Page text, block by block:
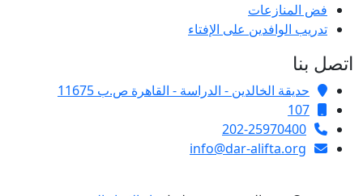
فض المنازعات
تدريب الوافدين على الإفتاء
اتصل بنا
حديقة الخالدين - الدراسة - القاهرة ص.ب 11675
107
202-25970400
info@dar-alifta.org